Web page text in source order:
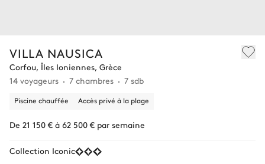
VILLA NAUSICA
Corfou, Îles Ioniennes, Grèce
14 voyageurs
7 chambres 7 sdb
Piscine chauffée Accès privé à la plage
De 21 150 € à 62 500 € par semaine
Collection Iconic